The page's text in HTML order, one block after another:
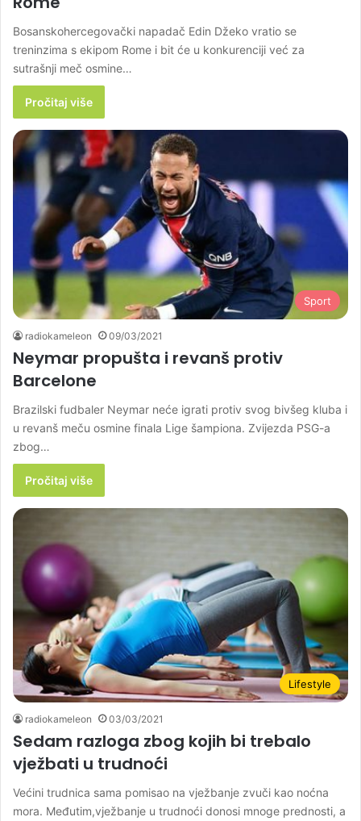
Bosanskohercegovački napadač Edin Džeko vratio se
treninzima s ekipom Rome i bit će u konkurenciji već za
sutrašnji meč osmine…
Pročitaj više
Sport
radiokameleon 09/03/2021
Neymar propušta i revanš protiv
Barcelone
Brazilski fudbaler Neymar neće igrati protiv svog bivšeg kluba i
u revanš meču osmine finala Lige šampiona. Zvijezda PSG-a
zbog…
Pročitaj više
Lifestyle
radiokameleon 03/03/2021
Sedam razloga zbog kojih bi trebalo
vježbati u trudnoći
Većini trudnica sama pomisao na vježbanje zvuči kao noćna
mora. Međutim,vježbanje u trudnoći donosi mnoge prednosti, a